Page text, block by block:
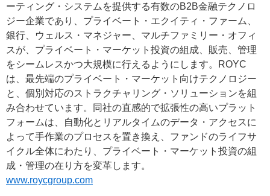
ーティング・システムを提供する有数のB2B金融テクノロ
ジー企業であり、プライベート・エクイティ・ファーム、
銀行、ウェルス・マネジャー、マルチファミリー・オフィ
スが、プライベート・マーケット投資の組成、販売、管理
をシームレスかつ大規模に行えるようにします。ROYC
は、最先端のプライベート・マーケット向けテクノロジー
と、個別対応のストラクチャリング・ソリューションを組
み合わせています。同社の直感的で拡張性の高いプラット
フォームは、自動化とリアルタイムのデータ・アクセスに
よって手作業のプロセスを置き換え、ファンドのライフサ
イクル全体にわたり、プライベート・マーケット投資の組
成・管理の在り方を変革します。
www.roycgroup.com